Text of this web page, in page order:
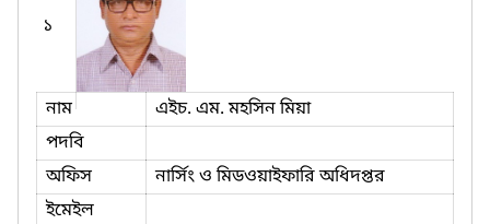
১
নাম
এইচ. এম. মহসিন মিয়া
পদবি
অফিস
নার্সিং ও মিডওয়াইফারি অধিদপ্তর
ইমেইল